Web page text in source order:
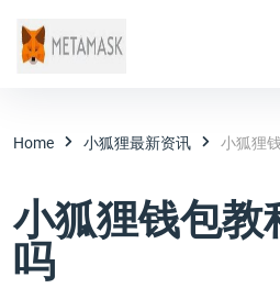
Home 小狐狸最新资讯 小狐狸
小狐狸钱包
吗